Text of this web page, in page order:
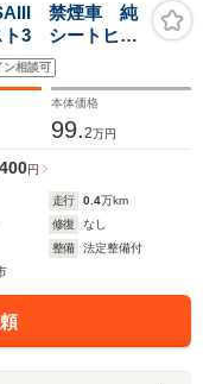
SAIII 禁煙車 純
3 シートヒー
オートエア
プ 電動格納
ン相談可
本体価格
99.2万円
円
走行 0.4万km
修復
なし
整備
法定整備付